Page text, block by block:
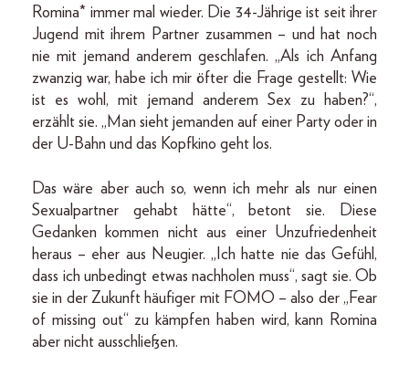
Romina* immer mal wieder. Die 34-Jährige ist seit ihrer
Jugend mit ihrem Partner zusammen – und hat noch
nie mit jemand anderem geschlafen. „Als ich Anfang
zwanzig war, habe ich mir öfter die Frage gestellt: Wie
ist es wohl, mit jemand anderem Sex zu haben?“,
erzählt sie. „Man sieht jemanden auf einer Party oder in
der U-Bahn und das Kopfkino geht los.
Das wäre aber auch so, wenn ich mehr als nur einen
Sexualpartner gehabt hätte“, betont sie. Diese
Gedanken kommen nicht aus einer Unzufriedenheit
heraus – eher aus Neugier. „Ich hatte nie das Gefühl,
dass ich unbedingt etwas nachholen muss“, sagt sie. Ob
sie in der Zukunft häufiger mit FOMO – also der „Fear
of missing out“ zu kämpfen haben wird, kann Romina
aber nicht ausschließen.